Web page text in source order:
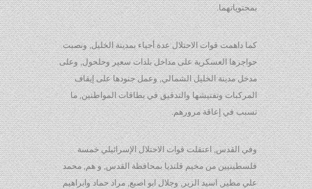
بمحتوياتهما.
كما داهمت قوات الاحتلال عدة أحياء بمدينة الخليل, ونصبت
حواجزها العسكرية على مداخل بلدات سعير وحلحول, وعلى
مدخل مدينة الخليل الشمالي, وعمل جنودها على إيقاف
المركبات وتفتيشها والتدقيق في بطاقات المواطنين, ما
تسبب في إعاقة مرورهم.
وفي القدس, اعتقلت قوات الاحتلال الإسرائيلي خمسة
فلسطينيين من مخيم قلنديا بمحافظة القدس, و هم, محمد
علي مطير, اسيد الزير, وجلال ابو اصبع, مراد حماد وابراهيم